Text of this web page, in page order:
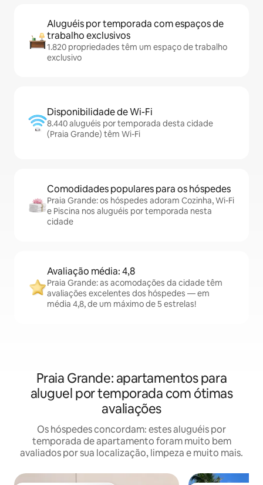
Aluguéis por temporada com espaços de
trabalho exclusivos
1.820 propriedades têm um espaço de trabalho
exclusivo
Disponibilidade de Wi-Fi
8.440 aluguéis por temporada desta cidade
(Praia Grande) têm Wi-Fi
Comodidades populares para os hóspedes
Praia Grande: os hóspedes adoram Cozinha, Wi-Fi
e Piscina nos aluguéis por temporada nesta
cidade
Avaliação média: 4,8
Praia Grande: as acomodações da cidade têm
avaliações excelentes dos hóspedes — em
média 4,8, de um máximo de 5 estrelas!
Praia Grande: apartamentos para
aluguel por temporada com ótimas
avaliações
Os hóspedes concordam: estes aluguéis por
temporada de apartamento foram muito bem
avaliados por sua localização, limpeza e muito mais.